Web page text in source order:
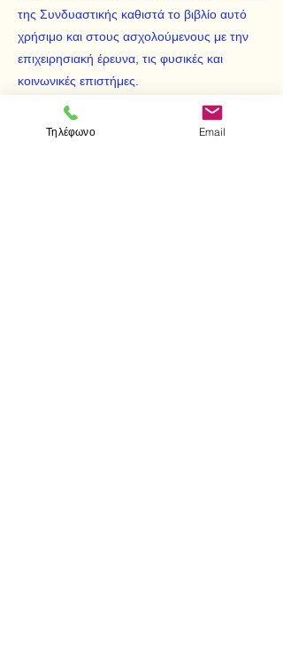
της Συνδυαστικής καθιστά το βιβλίο αυτό
χρήσιμο και στους ασχολούμενους με την
επιχειρησιακή έρευνα, τις φυσικές και
κοινωνικές επιστήμες.
Περιλαμβάνει τις εξής ενότητες:
Βασικές αρχές απαρίθμησης
Τηλέφωνο Email